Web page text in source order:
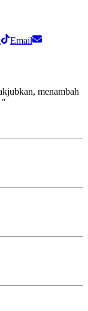
Email
menambah
"